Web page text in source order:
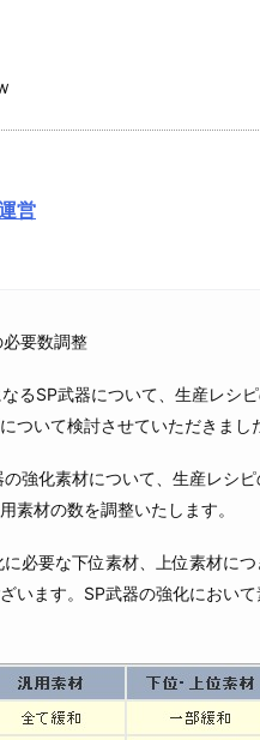
営
要数調整
るSP武器について、生産レシ
ついて検討させていただきまし
強化素材について、生産レシ
素材の数を調整いたします。
必要な下位素材、上位素材に
います。SP武器の強化におい